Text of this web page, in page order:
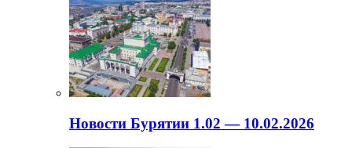
Новости Бурятии 1.02 — 10.02.2026